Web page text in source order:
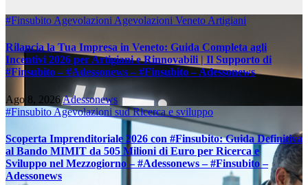
#Finsubito Agevolazioni Agevolazioni Veneto Artigiani
Rilancia la Tua Impresa in Veneto: Guida Completa agli
Incentivi 2026 per Artigiani e Rinnovabili | Il Supporto di
#Finsubito – #Adessonews – #Finsubito – Adessonews
Ago 8, 2026Adessonews
#FinsubitoAgevolazioni sudRicerca e sviluppo
Scoperta Imprenditoriale 2026 con #Finsubito: Guida Definitiva
al Bando MIMIT da 505 Milioni di Euro per Ricerca e
Sviluppo nel Mezzogiorno – #Adessonews – #Finsubito –
Adessonews